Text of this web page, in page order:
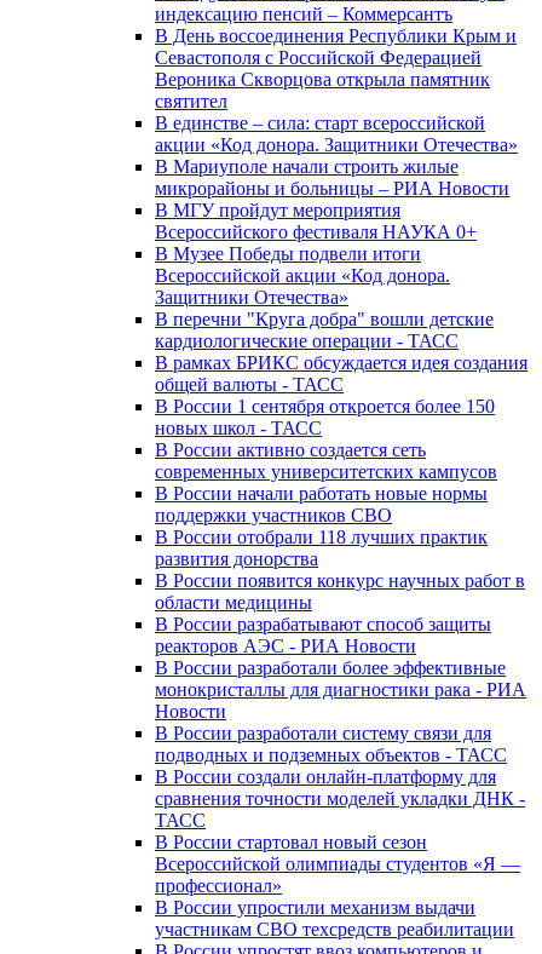
индексацию пенсий – Коммерсантъ
В День воссоединения Республики Крым и
Севастополя с Российской Федерацией
Вероника Скворцова открыла памятник
святител
В единстве – сила: старт всероссийской
акции «Код донора. Защитники Отечества»
В Мариуполе начали строить жилые
микрорайоны и больницы – РИА Новости
В МГУ пройдут мероприятия
Всероссийского фестиваля НАУКА 0+
В Музее Победы подвели итоги
Всероссийской акции «Код донора.
Защитники Отечества»
В перечни "Круга добра" вошли детские
кардиологические операции - ТАСС
В рамках БРИКС обсуждается идея создания
общей валюты - ТАСС
В России 1 сентября откроется более 150
новых школ - ТАСС
В России активно создается сеть
современных университетских кампусов
В России начали работать новые нормы
поддержки участников СВО
В России отобрали 118 лучших практик
развития донорства
В России появится конкурс научных работ в
области медицины
В России разрабатывают способ защиты
реакторов АЭС - РИА Новости
В России разработали более эффективные
монокристаллы для диагностики рака - РИА
Новости
В России разработали систему связи для
подводных и подземных объектов - ТАСС
В России создали онлайн-платформу для
сравнения точности моделей укладки ДНК -
ТАСС
В России стартовал новый сезон
Всероссийской олимпиады студентов «Я —
профессионал»
В России упростили механизм выдачи
участникам СВО техсредств реабилитации